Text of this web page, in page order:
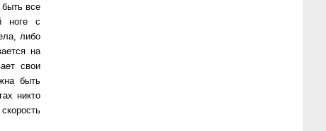
все
ноге с
либо
на
свои
быть
никто